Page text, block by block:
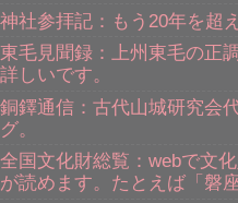
神社参拝記：もう20年を超
東毛見聞録：上州東毛の正
詳しいです。
銅鐸通信：古代山城研究会
グ。
全国文化財総覧：webで文
が読めます。たとえば「磐